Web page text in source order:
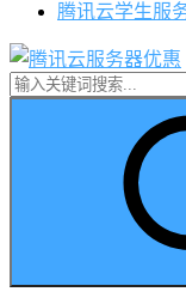
腾讯云学生服